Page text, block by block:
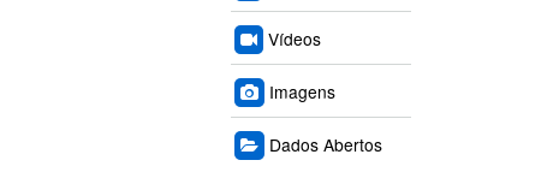
Vídeos
Imagens
Dados Abertos